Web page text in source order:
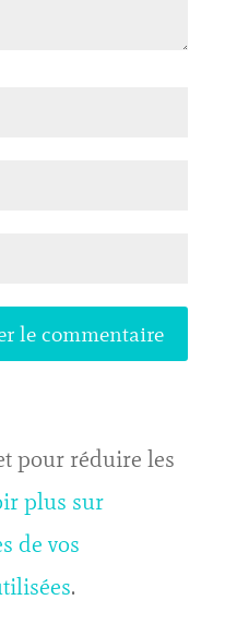
pour réduire les
plus sur
de vos
.